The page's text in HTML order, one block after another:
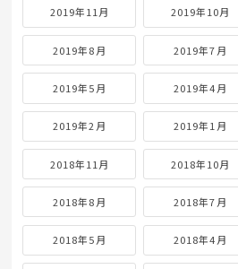
2019年11月 2019年10月
2019年8月 2019年7月
2019年5月 2019年4月
2019年2月 2019年1月
2018年11月 2018年10月
2018年8月 2018年7月
2018年5月 2018年4月